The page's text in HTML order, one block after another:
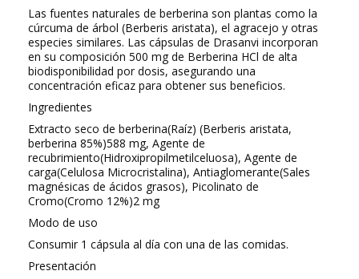
Las fuentes naturales de berberina son plantas como la
cúrcuma de árbol (Berberis aristata), el agracejo y otras
especies similares. Las cápsulas de Drasanvi incorporan
en su composición 500 mg de Berberina HCl de alta
biodisponibilidad por dosis, asegurando una
concentración eficaz para obtener sus beneficios.
Ingredientes
Extracto seco de berberina(Raíz) (Berberis aristata,
berberina 85%)588 mg, Agente de
recubrimiento(Hidroxipropilmetilceluosa), Agente de
carga(Celulosa Microcristalina), Antiaglomerante(Sales
magnésicas de ácidos grasos), Picolinato de
Cromo(Cromo 12%)2 mg
Modo de uso
Consumir 1 cápsula al día con una de las comidas.
Presentación